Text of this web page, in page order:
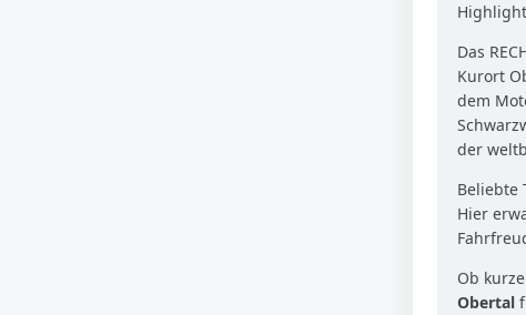
Das
Kurort
dem
der
Beliebte
Hier
Ob
Obertal